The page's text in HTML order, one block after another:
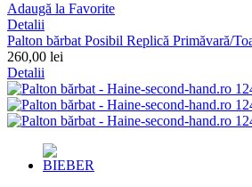
Adaugă la Favorite
Detalii
Palton bărbat Posibil Replică Primăvară/
260,00 lei
Detalii